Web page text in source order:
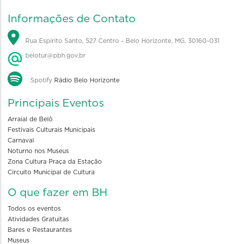
Informações de Contato
Rua Espírito Santo, 527 Centro - Belo Horizonte, MG, 30160-031
belotur@pbh.gov.br
Spotify Rádio Belo Horizonte
Principais Eventos
Arraial de Belô
Festivais Culturais Municipais
Carnaval
Noturno nos Museus
Zona Cultura Praça da Estação
Circuito Municipal de Cultura
O que fazer em BH
Todos os eventos
Atividades Gratuitas
Bares e Restaurantes
Museus